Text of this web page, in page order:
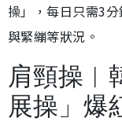
操」，每日只需3
與緊繃等狀況。
肩頸操︱
展操」爆